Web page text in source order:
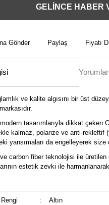
GELİNCE HABER
Gönder Paylaş Fiyatı
Yorumlar
ve kalite algısını bir üst
tasarımlarıyla dikkat çeken
kalmaz, polarize ve anti-rekleftif
yansımaları da engelleyerek size
carbon fiber teknolojisi ile
estetik zevki ile
: Altın